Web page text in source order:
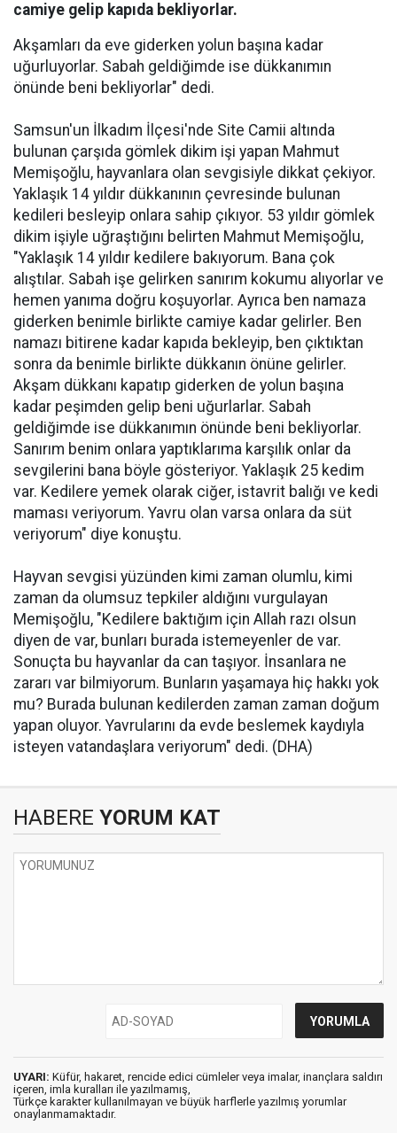
camiye gelip kapıda bekliyorlar.
Akşamları da eve giderken yolun başına kadar
uğurluyorlar. Sabah geldiğimde ise dükkanımın
önünde beni bekliyorlar" dedi.
Samsun'un İlkadım İlçesi'nde Site Camii altında
bulunan çarşıda gömlek dikim işi yapan Mahmut
Memişoğlu, hayvanlara olan sevgisiyle dikkat çekiyor.
Yaklaşık 14 yıldır dükkanının çevresinde bulunan
kedileri besleyip onlara sahip çıkıyor. 53 yıldır gömlek
dikim işiyle uğraştığını belirten Mahmut Memişoğlu,
"Yaklaşık 14 yıldır kedilere bakıyorum. Bana çok
alıştılar. Sabah işe gelirken sanırım kokumu alıyorlar ve
hemen yanıma doğru koşuyorlar. Ayrıca ben namaza
giderken benimle birlikte camiye kadar gelirler. Ben
namazı bitirene kadar kapıda bekleyip, ben çıktıktan
sonra da benimle birlikte dükkanın önüne gelirler.
Akşam dükkanı kapatıp giderken de yolun başına
kadar peşimden gelip beni uğurlarlar. Sabah
geldiğimde ise dükkanımın önünde beni bekliyorlar.
Sanırım benim onlara yaptıklarıma karşılık onlar da
sevgilerini bana böyle gösteriyor. Yaklaşık 25 kedim
var. Kedilere yemek olarak ciğer, istavrit balığı ve kedi
maması veriyorum. Yavru olan varsa onlara da süt
veriyorum" diye konuştu.
Hayvan sevgisi yüzünden kimi zaman olumlu, kimi
zaman da olumsuz tepkiler aldığını vurgulayan
Memişoğlu, "Kedilere baktığım için Allah razı olsun
diyen de var, bunları burada istemeyenler de var.
Sonuçta bu hayvanlar da can taşıyor. İnsanlara ne
zararı var bilmiyorum. Bunların yaşamaya hiç hakkı yok
mu? Burada bulunan kedilerden zaman zaman doğum
yapan oluyor. Yavrularını da evde beslemek kaydıyla
isteyen vatandaşlara veriyorum" dedi. (DHA)
HABERE YORUM KAT
UYARI: Küfür, hakaret, rencide edici cümleler veya imalar, inançlara saldırı
içeren, imla kuralları ile yazılmamış,
Türkçe karakter kullanılmayan ve büyük harflerle yazılmış yorumlar
onaylanmamaktadır.